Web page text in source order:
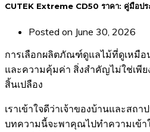
CUTEK Extreme CD50 ราคา: คู่มือปร
Posted on June 30, 2026
การเลือกผลิตภัณฑ์ดูแลไม้ที่ดูเหมือ
และความคุ้มค่า สิ่งสำคัญไม่ใช่เพี
สิ้นเปลือง
เราเข้าใจดีว่าเจ้าของบ้านและส
บทความนี้จะพาคุณไปทำความเข้า